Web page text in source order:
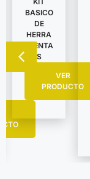
BASICO
DE
HERRA
MIENTA
S
VER
PRODUCTO